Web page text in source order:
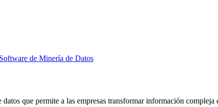
Software de Minería de Datos
que permite a las empresas transformar información compleja